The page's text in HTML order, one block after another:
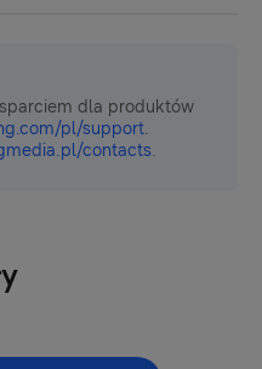
dla produktów
pl/support.
contacts.